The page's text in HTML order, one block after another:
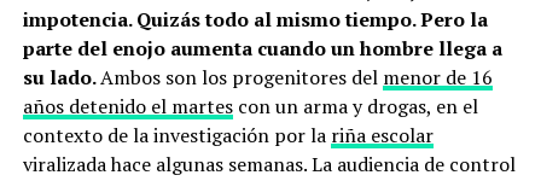
impotencia. Quizás todo al mismo tiempo. Pero la
parte del enojo aumenta cuando un hombre llega a
su lado.Ambos son los progenitores del menor de 16
años detenido el martescon un arma y drogas, en el
contexto de la investigación por la riña escolar
viralizada hace algunas semanas. La audiencia de control